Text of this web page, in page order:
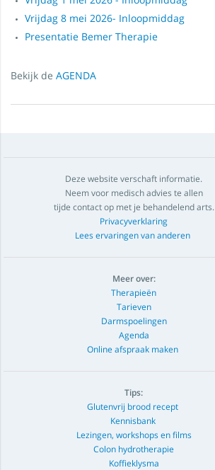
Vrijdag 8 mei 2026- Inloopmiddag
Presentatie Bemer Therapie
Bekijk de AGENDA
Deze website verschaft informatie.
Neem voor medisch advies te allen
tijde contact op met je behandelend arts.
Privacyverklaring
Lees ervaringen van anderen
Meer over:
Therapieën
Tarieven
Darmspoelingen
Agenda
Online afspraak maken
Tips:
Glutenvrij brood recept
Kennisbank
Lezingen, workshops en films
Colon hydrotherapie
Koffieklysma